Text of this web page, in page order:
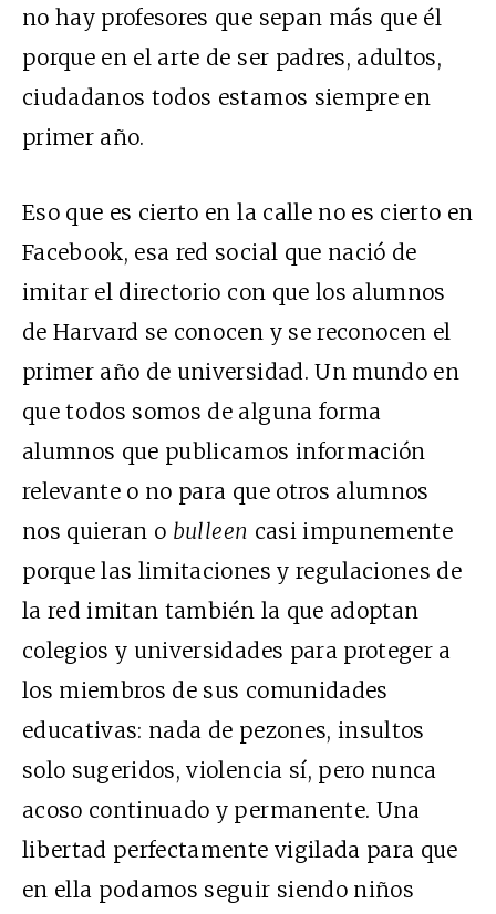
no hay profesores que sepan más que él
porque en el arte de ser padres, adultos,
ciudadanos todos estamos siempre en
primer año.
Eso que es cierto en la calle no es cierto en
Facebook, esa red social que nació de
imitar el directorio con que los alumnos
de Harvard se conocen y se reconocen el
primer año de universidad. Un mundo en
que todos somos de alguna forma
alumnos que publicamos información
relevante o no para que otros alumnos
nos quieran o bulleen casi impunemente
porque las limitaciones y regulaciones de
la red imitan también la que adoptan
colegios y universidades para proteger a
los miembros de sus comunidades
educativas: nada de pezones, insultos
solo sugeridos, violencia sí, pero nunca
acoso continuado y permanente. Una
libertad perfectamente vigilada para que
en ella podamos seguir siendo niños